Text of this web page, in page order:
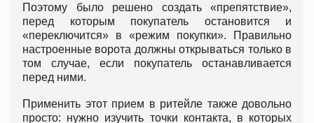
Поэтому было решено создать «препятствие»,
перед которым покупатель остановится и
«переключится» в «режим покупки». Правильно
настроенные ворота должны открываться только в
том случае, если покупатель останавливается
перед ними.
Применить этот прием в ритейле также довольно
просто: нужно изучить точки контакта, в которых